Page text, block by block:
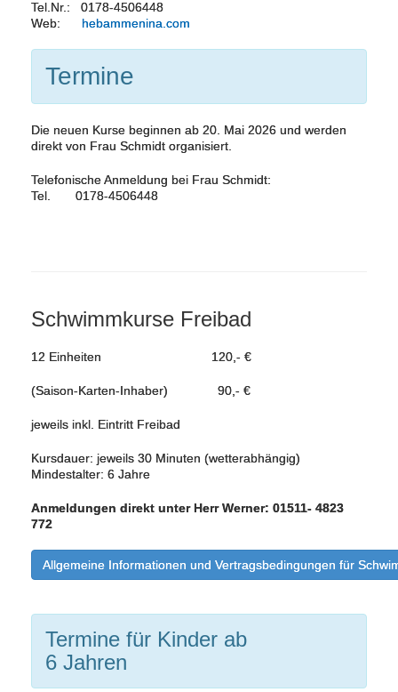
Tel.Nr.: 0178-4506448
Web: hebammenina.com
Termine
Die neuen Kurse beginnen ab 20. Mai 2026 und werden
direkt von Frau Schmidt organisiert.
Telefonische Anmeldung bei Frau Schmidt:
Tel. 0178-4506448
Schwimmkurse Freibad
12 Einheiten 120,- €
(Saison-Karten-Inhaber) 90,- €
jeweils inkl. Eintritt Freibad
Kursdauer: jeweils 30 Minuten (wetterabhängig)
Mindestalter: 6 Jahre
Anmeldungen direkt unter Herr Werner: 01511- 4823
772
Allgemeine Informationen und Vertragsbedingungen für
Termine für Kinder ab
6 Jahren